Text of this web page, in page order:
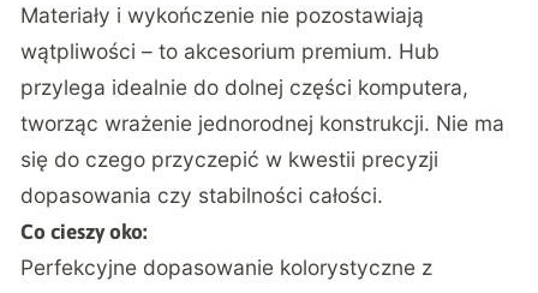
Materiały i wykończenie nie pozostawiają
wątpliwości – to akcesorium premium. Hub
przylega idealnie do dolnej części komputera,
tworząc wrażenie jednorodnej konstrukcji. Nie ma
się do czego przyczepić w kwestii precyzji
dopasowania czy stabilności całości.
Co cieszy oko:
Perfekcyjne dopasowanie kolorystyczne z